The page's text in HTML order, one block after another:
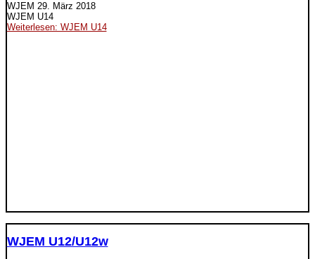
WJEM 29. März 2018
WJEM U14
Weiterlesen: WJEM U14
WJEM U12/U12w